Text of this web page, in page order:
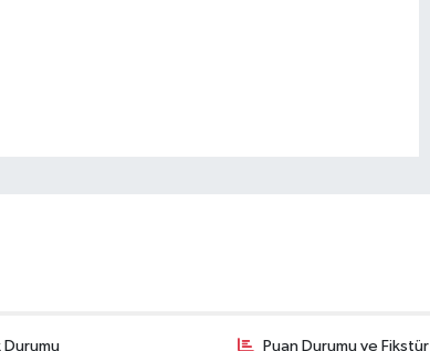
Durumu Puan Durumu ve Fikstür